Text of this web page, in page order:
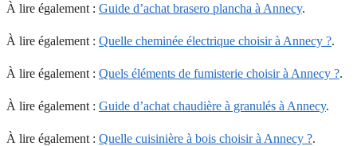
À lire également : Guide d’achat brasero plancha à Annecy.
À lire également : Quelle cheminée électrique choisir à Annecy ?.
À lire également : Quels éléments de fumisterie choisir à Annecy ?.
À lire également : Guide d’achat chaudière à granulés à Annecy.
À lire également : Quelle cuisinière à bois choisir à Annecy ?.